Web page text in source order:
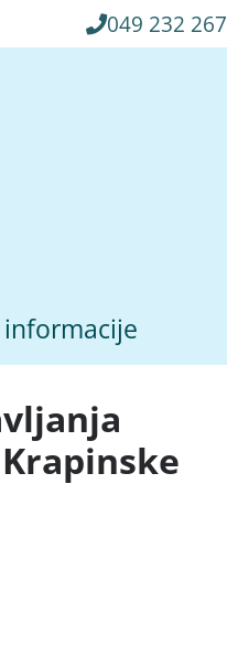
049 232 267
informacije